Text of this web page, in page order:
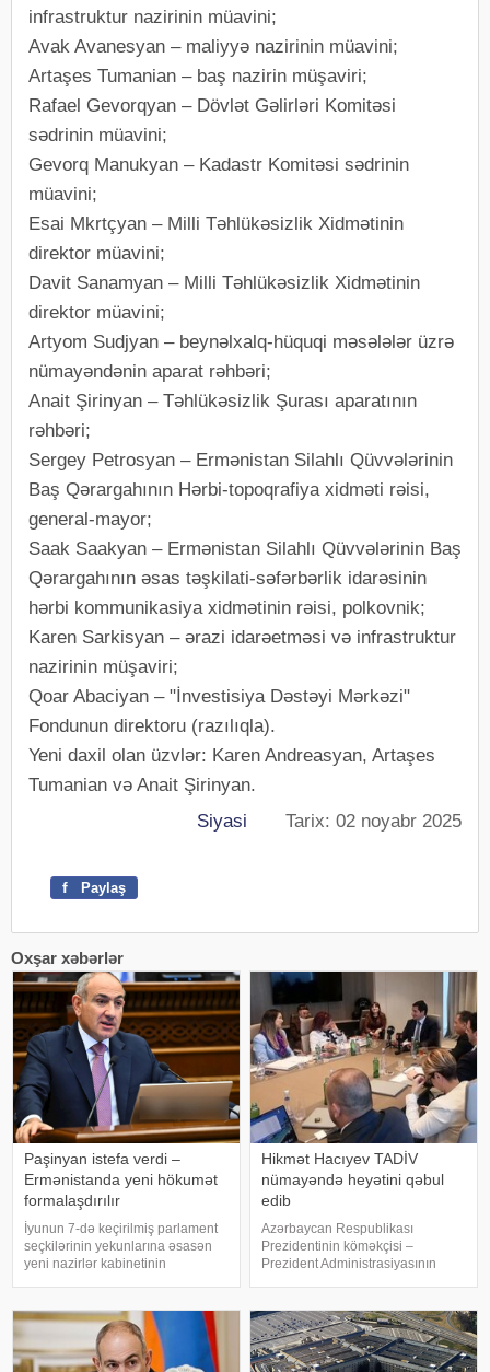
infrastruktur nazirinin müavini;
Avak Avanesyan – maliyyə nazirinin müavini;
Artaşes Tumanian – baş nazirin müşaviri;
Rafael Gevorqyan – Dövlət Gəlirləri Komitəsi
sədrinin müavini;
Gevorq Manukyan – Kadastr Komitəsi sədrinin
müavini;
Esai Mkrtçyan – Milli Təhlükəsizlik Xidmətinin
direktor müavini;
Davit Sanamyan – Milli Təhlükəsizlik Xidmətinin
direktor müavini;
Artyom Sudjyan – beynəlxalq-hüquqi məsələlər üzrə
nümayəndənin aparat rəhbəri;
Anait Şirinyan – Təhlükəsizlik Şurası aparatının
rəhbəri;
Sergey Petrosyan – Ermənistan Silahlı Qüvvələrinin
Baş Qərargahının Hərbi-topoqrafiya xidməti rəisi,
general-mayor;
Saak Saakyan – Ermənistan Silahlı Qüvvələrinin Baş
Qərargahının əsas təşkilati-səfərbərlik idarəsinin
hərbi kommunikasiya xidmətinin rəisi, polkovnik;
Karen Sarkisyan – ərazi idarəetməsi və infrastruktur
nazirinin müşaviri;
Qoar Abaciyan – "İnvestisiya Dəstəyi Mərkəzi"
Fondunun direktoru (razılıqla).
Yeni daxil olan üzvlər: Karen Andreasyan, Artaşes
Tumanian və Anait Şirinyan.
Siyasi Tarix: 02 noyabr 2025
f Paylaş
Oxşar xəbərlər
Paşinyan istefa verdi –
Ermənistanda yeni hökumət
formalaşdırılır
İyunun 7-də keçirilmiş parlament
seçkilərinin yekunlarına əsasən
yeni nazirlər kabinetinin
istefaya gedir. xəbər verir ki,
Ermənistanın Baş naziri Nikol
Paşinyanı
Hikmət Hacıyev TADİV
nümayəndə heyətini qəbul
edib
Azərbaycan Respublikası
Prezidentinin köməkçisi –
Prezident Administrasiyasının
Türkiyə–Azərbaycan Dostluq,
Əməkdaşlıq və Həmrəylik
Vəqfinin (TADİV) və